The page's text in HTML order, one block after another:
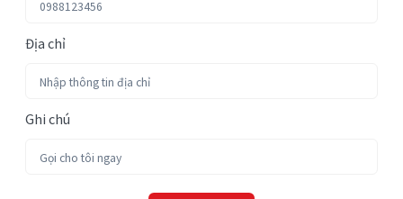
Địa chỉ
Ghi chú